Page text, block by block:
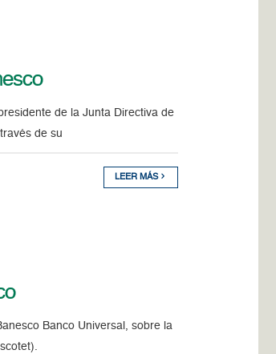
de la Junta Directiva de
de su
LEER MÁS
Banco Universal, sobre la